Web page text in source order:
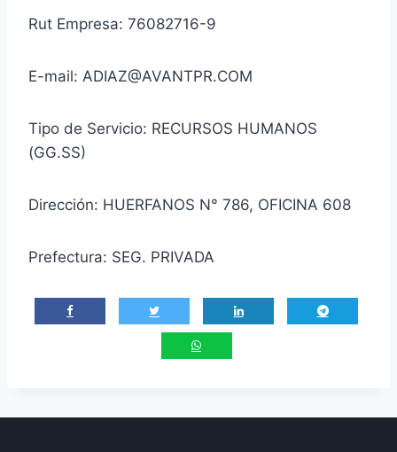
Rut Empresa: 76082716-9
E-mail: ADIAZ@AVANTPR.COM
Tipo de Servicio: RECURSOS HUMANOS
(GG.SS)
Dirección: HUERFANOS N° 786, OFICINA 608
Prefectura: SEG. PRIVADA